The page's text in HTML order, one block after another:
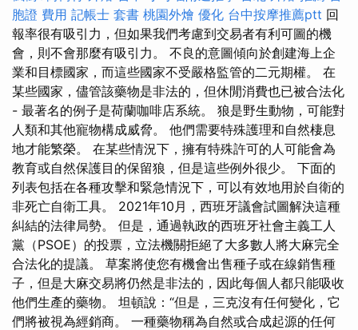
胞證 費用 記帳士 套書 桃園外燴 優化 台中按摩推薦ptt 回
報率很有吸引力，但如果我們考慮到交易者有利可圖的機
會，則不會那麼有吸引力。 不良的意圖傾向於創建海上企
業和目標國家，而這些國家不受嚴格監管的二元期權。 在
某些國家，儘管該藥物是非法的，但休閒消費也已被合法化
- 最著名的例子是荷蘭咖啡店系統。 狼是野生動物，可能對
人類和其他寵物構成威脅。 他們需要特殊護理和自然棲息
地才能繁榮。 在某些情況下，擁有特殊許可的人可能會為
教育或自然保護目的保留狼，但是這些例外很少。 下面的
列表包括在各種攻擊和緊急情況下，可以有效地用於自衛的
非死亡自衛工具。 2021年10月，西班牙議會試圖解決這種
糾結的法律局勢。 但是，通過執政的西班牙社會主義工人
黨（PSOE）的投票，立法機關拒絕了大多數人將大麻完全
合法化的提議。 草案將使您有機會出售種子或在線銷售種
子，但是大麻交易將仍然是非法的，因此每個人都只能吸收
他們生產的藥物。 坦頓說：“但是，三克沒有任何變化，它
們將被視為經銷商。 一種藥物稱為自然或合成起源的任何